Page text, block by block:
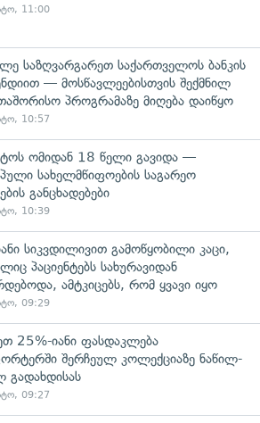
11:00
საზღვარგარეთ საქართველოს ბანკის
— მოსწავლეებისთვის შექმნილ
პროგრამაზე მიღება დაიწყო
10:57
ომიდან 18 წელი გავიდა —
სახელმწიფოების საგარეო
განცხადებები
10:39
სიკვდილივით გამოწყობილი კაცი,
პაციენტებს სახურავიდან
ამტკიცებს, რომ ყვავი იყო
09:29
25%-იანი ფასდაკლება
შერჩეულ კოლექციაზე ნაწილ-
გადახდისას
09:27